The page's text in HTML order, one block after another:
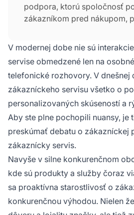
podpora, ktorú spoločnosť
zákazníkom pred nákupom,
spotrebiteľov s značkou.
zaobchádzanie a podporu
odpovede na ich otázky,
problémov a vedenie ich cez
V modernej dobe nie sú
servise obmedzené len na
telefonické rozhovory. V dnešnej
zákazníckeho servisu všetko o
personalizovaných skúseností a
Aby ste plne pochopili nuansy, je
preskúmať debatu o zákazníckej
zákaznícky servis.
Navyše v silne konkurenčnom
kde sú produkty a služby čoraz
sa proaktívna starostlivosť o
konkurenčnou výhodou. Nielen